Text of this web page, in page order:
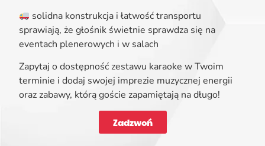
solidna konstrukcja i łatwość transportu
sprawiają, że głośnik świetnie sprawdza się na
eventach plenerowych i w salach
Zapytaj o dostępność zestawu karaoke w Twoim
terminie i dodaj swojej imprezie muzycznej energii
oraz zabawy, którą goście zapamiętają na długo!
Zadzwoń